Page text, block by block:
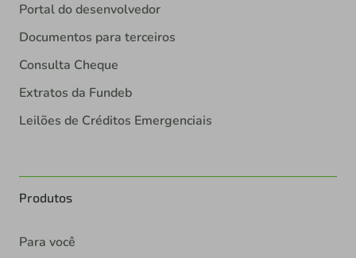
Portal do desenvolvedor
Documentos para terceiros
Consulta Cheque
Extratos da Fundeb
Leilões de Créditos Emergenciais
Produtos
Para você